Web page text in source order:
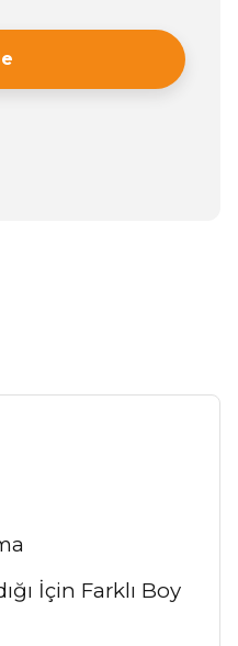
İçin Farklı Boy